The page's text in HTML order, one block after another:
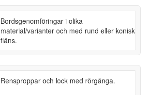
Bordsgenomföringar i olika
material/varianter och med rund eller konisk
fläns.
Rensproppar och lock med rörgänga.